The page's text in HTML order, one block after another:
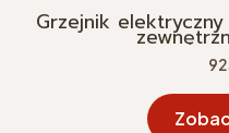
Grzejnik